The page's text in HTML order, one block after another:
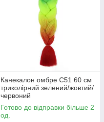
Канекалон омбре C51 60 см
триколірний зелений/жовтий/
червоний
Готово до відправки більше 2
од.